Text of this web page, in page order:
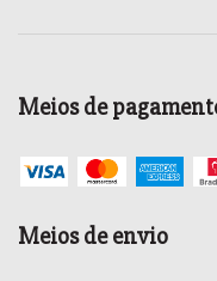
Meios de
Meios de envio